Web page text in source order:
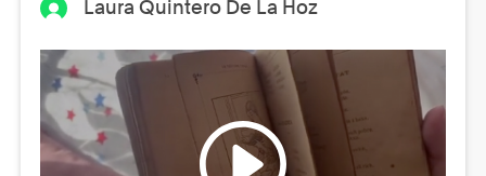
Laura Quintero De La Hoz